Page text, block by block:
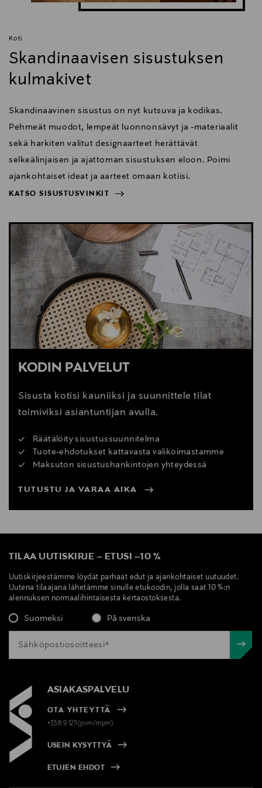
Koti
Skandinaavisen sisustuksen
kulmakivet
Skandinaavinen sisustus on nyt kutsuva ja kodikas.
Pehmeät muodot, lempeät luonnonsävyt ja -materiaalit
sekä harkiten valitut designaarteet herättävät
selkeälinjaisen ja ajattoman sisustuksen eloon. Poimi
ajankohtaiset ideat ja aarteet omaan kotiisi.
KATSO SISUSTUSVINKIT
KATSO SISUSTUSVINKIT
KODIN PALVELUT
Sisusta kotisi kauniiksi ja suunnittele tilat
toimiviksi asiantuntijan avulla.
Räätälöity sisustussuunnitelma
Tuote-ehdotukset kattavasta valikoimastamme
Maksuton sisustushankintojen yhteydessä
TUTUSTU JA VARAA AIKA
TILAA UUTISKIRJE – ETUSI –10 %
Uutiskirjeestämme löydät parhaat edut ja ajankohtaiset uutuudet.
Uutena tilaajana lähetämme sinulle etukoodin, jolla saat 10 %:n
alennuksen normaalihintaisesta kertaostoksesta.
Suomeksi På svenska
ASIAKASPALVELU
OTA YHTEYTTÄ
+358 9 1211(pvm/mpm)
USEIN KYSYTTYÄ
ETUJEN EHDOT